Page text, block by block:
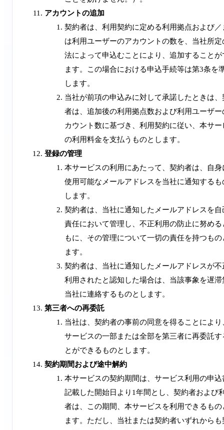
アカウントの追加
契約者は、利用契約に定める利用拠点および／
は利用ユーザーのアカウントの数を、当社所定
法によって申込むことにより、追加することが
ます。この場合における申込手続等は第3条を
します。
当社が前項の申込みに対して承諾したときは、
者は、追加後の利用拠点数および利用ユーザー
カウント数に基づき、利用契約に従い、本サー
の利用料金を支払うものとします。
登録の管理
本サービスの利用にあたって、契約者は、自身
使用可能なメールアドレスを当社に通知するも
します。
契約者は、当社に通知したメールアドレスを自
責任において管理し、不正利用の防止に努める
もに、その管理について一切の責任を持つもの
ます。
契約者は、当社に通知したメールアドレスが不
利用されたと認知した場合は、当該事象を遅滞
当社に連絡するものとします。
第三者への再委託
当社は、契約者の事前の同意を得ることにより
サービスの一部または全部を第三者に再委託す
とができるものとします。
契約期間および途中解約
本サービスの契約期間は、サービス利用の申込
記載した開始日より1年間とし、契約者および
者は、この期間、本サービスを利用できるもの
ます。ただし、当社または契約者いずれからも